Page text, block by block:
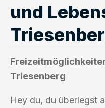
und
Triesenberg
Hey du, du überlegst